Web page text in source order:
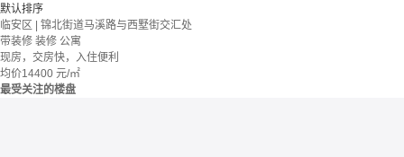
默认排序
临安区 | 锦北街道马溪路与西墅街交汇处
带装修 装修 公寓
现房，交房快，入住便利
均价14400 元/㎡
最受关注的楼盘